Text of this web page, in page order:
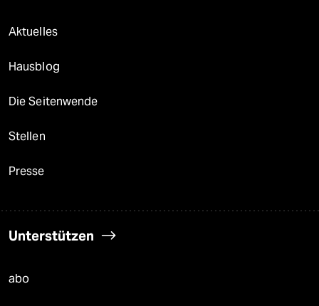
Aktuelles
Hausblog
Die Seitenwende
Stellen
Presse
Unterstützen
abo